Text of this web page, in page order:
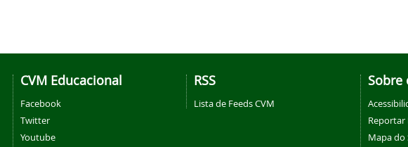
CVM Educacional
Facebook
Twitter
Youtube
RSS
Lista de Feeds CVM
Sobre
Reportar
Mapa do